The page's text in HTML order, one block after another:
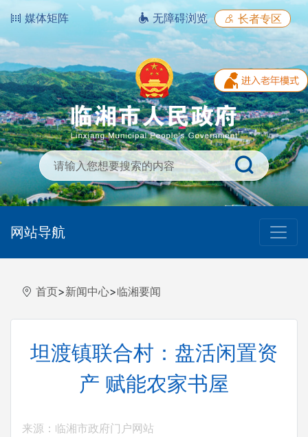
媒体矩阵 无障碍浏览 长者专区
网站导航
首页>新闻中心>临湘要闻
坦渡镇联合村：盘活闲置资
产 赋能农家书屋
来源：临湘市政府门户网站